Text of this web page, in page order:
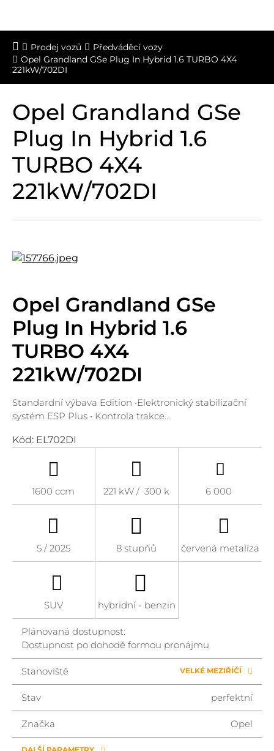
Prodej vozů
Předváděcí vozy
Opel Grandland GSe Plug In Hybrid 1.6 TURBO 4X4
221kW/702DI
Opel Grandland GSe
Plug In Hybrid 1.6
TURBO 4X4
221kW/702DI
Opel Grandland GSe
Plug In Hybrid 1.6
TURBO 4X4
221kW/702DI
Standardní výbava Edition •Elektronický stabilizační
systém ESP Plus • Kontrola trakce…
Kód: EL702DI
1600 ccm 221 kW / 300 k 6 000
5 / 2025 8 stupňů červená metalíza
SUV hybridní - benzin
Plánovaná dostupnost:
Dostupnost po dohodě formou pronájmu
Stanoviště VELKÉ MEZIŘÍČÍ
Stav perfektní
Značka Opel